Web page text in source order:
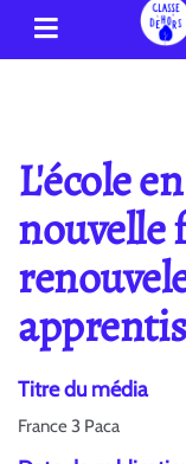
L'école
nouvelle
Titre du média
France 3 Paca